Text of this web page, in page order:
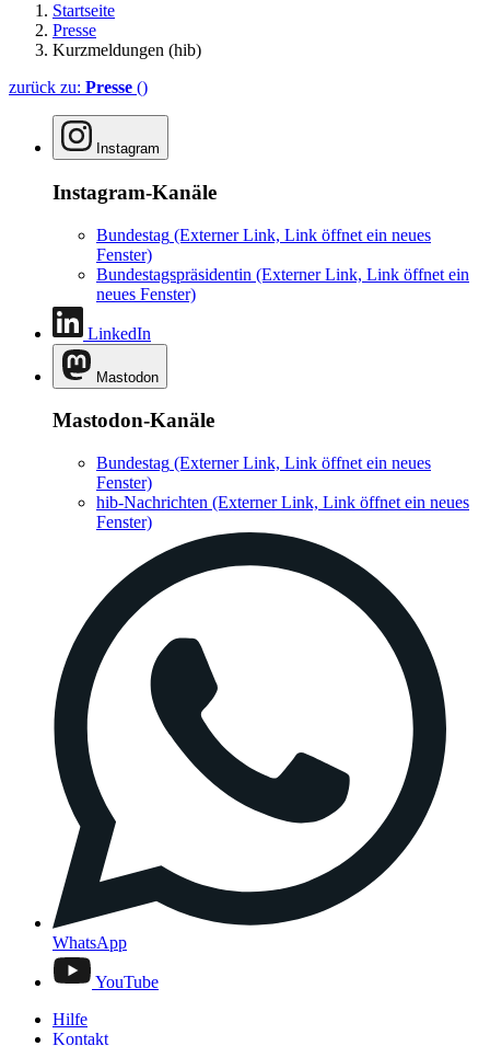
Startseite
Presse
Kurzmeldungen (hib)
zurück zu: Presse ()
Instagram
Instagram-Kanäle
Bundestag (Externer Link, Link öffnet ein neues
Fenster)
Bundestagspräsidentin (Externer Link, Link öffnet ein
neues Fenster)
LinkedIn
Mastodon
Mastodon-Kanäle
Bundestag (Externer Link, Link öffnet ein neues
Fenster)
hib-Nachrichten (Externer Link, Link öffnet ein neues
Fenster)
WhatsApp
YouTube
Hilfe
Kontakt